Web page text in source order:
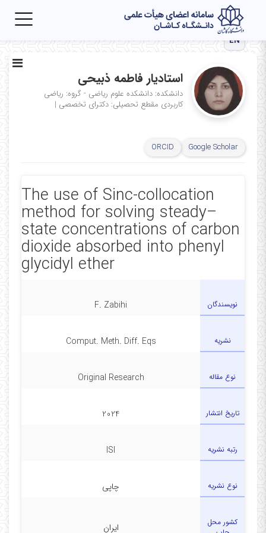
EN
استادیار فاطمه ذبیحی
دانشکده: دانشکده علوم ریاضی - گروه: ریاضی
کاربردی مقطع تحصیلی: دکترای تخصصی |
Google Scholar
ORCID
The use of Sinc-collocation
method for solving steady–
state concentrations of carbon
dioxide absorbed into phenyl
glycidyl ether
نویسندگان F. Zabihi
نشریه Comput. Meth. Diff. Eqs
نوع مقاله Original Research
تاریخ انتشار 2024
رتبه نشریه ISI
نوع نشریه چاپی
کشور محل
ایران